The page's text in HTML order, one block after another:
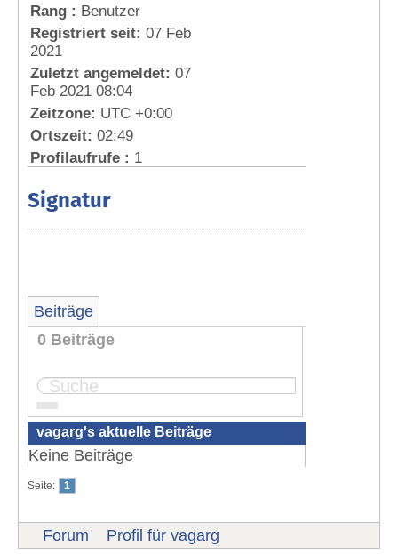
Rang : Benutzer
Registriert seit: 07 Feb
2021
Zuletzt angemeldet: 07
Feb 2021 08:04
Zeitzone: UTC +0:00
Ortszeit: 02:49
Profilaufrufe : 1
Signatur
Beiträge
0 Beiträge
Seite:
vagarg's aktuelle Beiträge
Keine Beiträge
Seite: 1
Forum Profil für vagarg